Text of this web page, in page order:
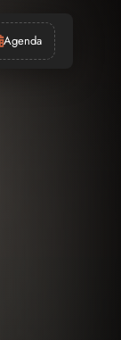
Agenda